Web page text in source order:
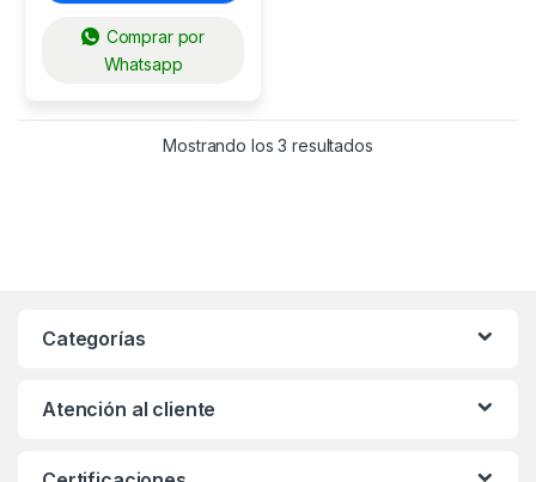
Comprar por
Whatsapp
Mostrando los 3 resultados
Categorías
Atención al cliente